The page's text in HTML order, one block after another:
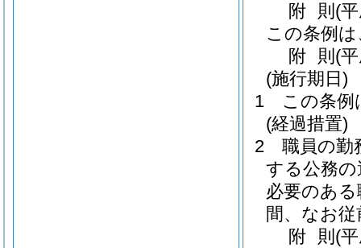
附 則 (
この条例
附 則 (
(施行期日)
1
この条例
(経過措置)
2
職員の勤
する公務
必要のあ
間、なお
附 則 (